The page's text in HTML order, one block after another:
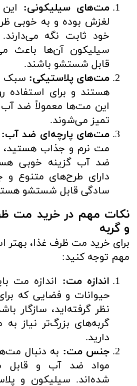
مت‌های سیلیکونی:
لغزش بوده و به خوبی
خود ثابت نگه
سیلیکون آن‌ها باعث
قابل شستشو باشند.
مت‌های پلاستیکی: سبک
هستند و برای استفاده
این مت‌ها معمولاً ضد آب
تمیز می‌شوند.
مت‌های پارچه‌ای ضد آب:
مت نرم و جذاب هستید،
ضد آب گزینه خوبی
دارای طرح‌های متنوع و
سادگی قابل شستشو
نکات مهم در خرید مت
و گربه
برای خرید مت ظرف غذا، بهتر
مهم توجه کنید:
اندازه مت: اندازه مت
حیوانات و فضایی که
نظر گرفته‌اید، سازگار
گربه‌های بزرگ‌تر نیاز
دارید.
جنس مت: به دنبال
مواد ضد آب و قابل
شده‌اند. سیلیکون و